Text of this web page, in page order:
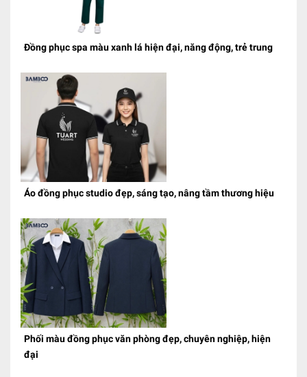
Đồng phục spa màu xanh lá hiện đại, năng động, trẻ trung
Áo đồng phục studio đẹp, sáng tạo, nâng tầm thương hiệu
Phối màu đồng phục văn phòng đẹp, chuyên nghiệp, hiện
đại